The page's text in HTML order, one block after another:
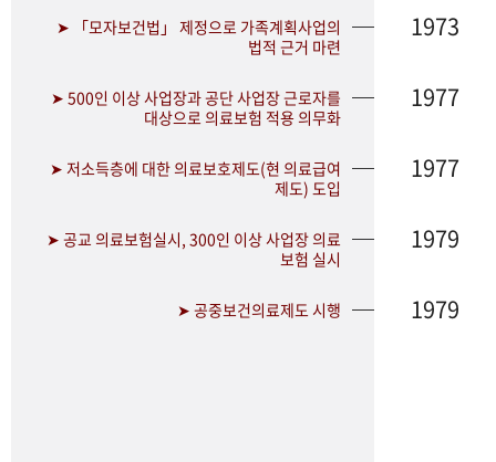
➤ 「모자보건법」 제정으로 가족계획사업의
법적 근거 마련
1973
➤ 500인 이상 사업장과 공단 사업장 근로자를
대상으로 의료보험 적용 의무화
1977
➤ 저소득층에 대한 의료보호제도(현 의료급여
제도) 도입
1977
➤ 공교 의료보험실시, 300인 이상 사업장 의료
보험 실시
1979
➤ 공중보건의료제도 시행 1979